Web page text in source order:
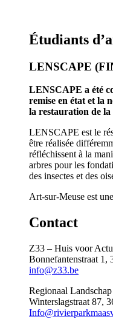
Étudiants
LENSCAPE
LENSCAPE a été
remise en état et la
la restauration de la
LENSCAPE est le
être réalisée
réfléchissent à la
arbres pour les
des insectes et des
Art-sur-Meuse est
Contact
Z33 – Huis voor
Bonnefantenstraat 1,
info@z33.be
Regionaal
Winterslagstraat 87,